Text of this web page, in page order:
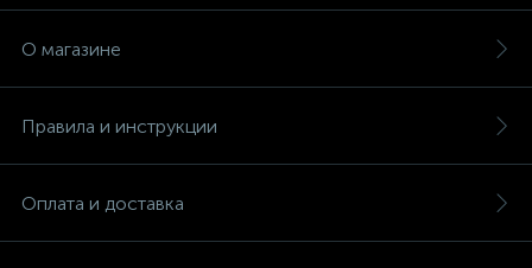
О магазине
Правила и инструкции
Оплата и доставка